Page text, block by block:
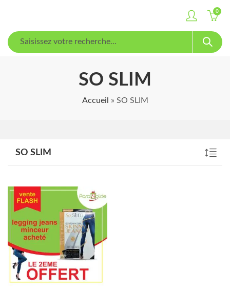
0
SO SLIM
Accueil » SO SLIM
SO SLIM